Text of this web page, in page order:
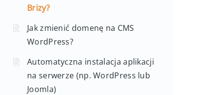
Brizy?
Jak zmienić domenę na CMS
WordPress?
Automatyczna instalacja aplikacji
na serwerze (np. WordPress lub
Joomla)